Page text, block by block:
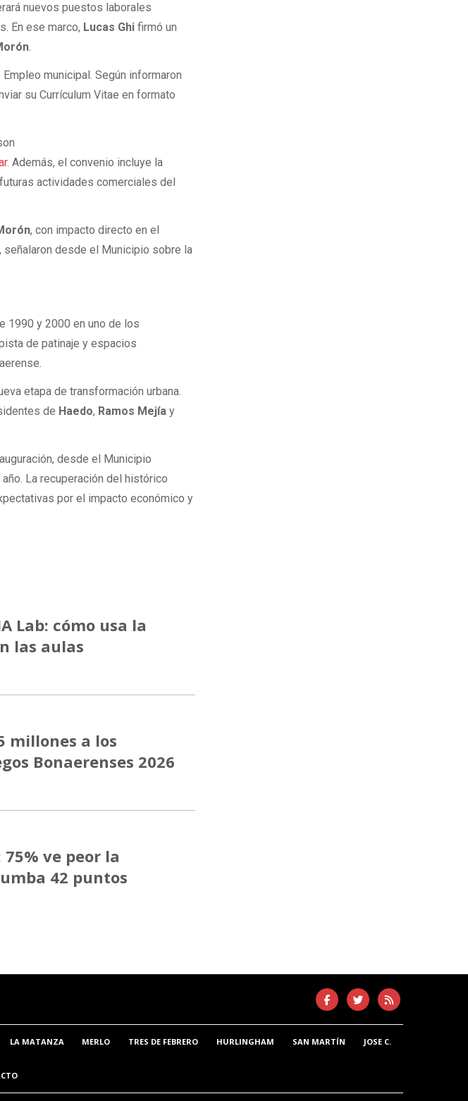
nuevos puestos laborales
En ese marco, Lucas Ghi firmó un
.
municipal. Según informaron
su Currículum Vitae en formato
. Además, el convenio incluye la
actividades comerciales del
, con impacto directo en el
señalaron desde el Municipio sobre la
1990 y 2000 en uno de los
de patinaje y espacios
etapa de transformación urbana.
de Haedo, Ramos Mejía y
desde el Municipio
La recuperación del histórico
por el impacto económico y
Lab: cómo usa la
las aulas
millones a los
Bonaerenses 2026
ve peor la
42 puntos
LA MATANZA MERLO TRES DE FEBRERO HURLINGHAM SAN MARTÍN
JOSE C.